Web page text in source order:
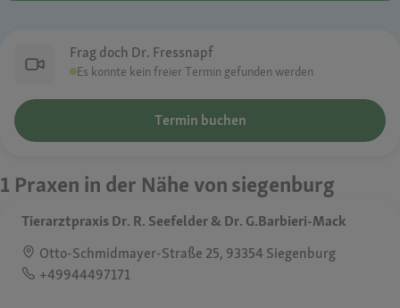
Frag doch Dr. Fressnapf
Es konnte kein freier Termin gefunden werden
Termin buchen
1 Praxen in der Nähe von siegenburg
Tierarztpraxis Dr. R. Seefelder & Dr. G.Barbieri-Mack
Otto-Schmidmayer-Straße 25, 93354 Siegenburg
+49944497171